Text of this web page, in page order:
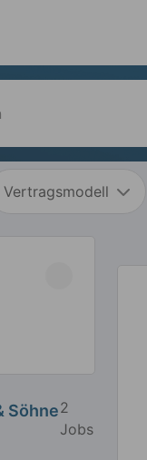
Vertragsmodell
Söhne2
Jobs